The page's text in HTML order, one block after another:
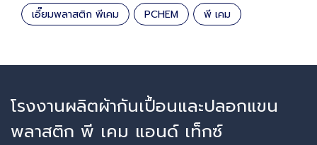
เอี๊ยมพลาสติก พีเคม PCHEM พี เคม
โรงงานผลิตผ้ากันเปื้อนและปลอกแขน
พลาสติก พี เคม แอนด์ เท็กซ์